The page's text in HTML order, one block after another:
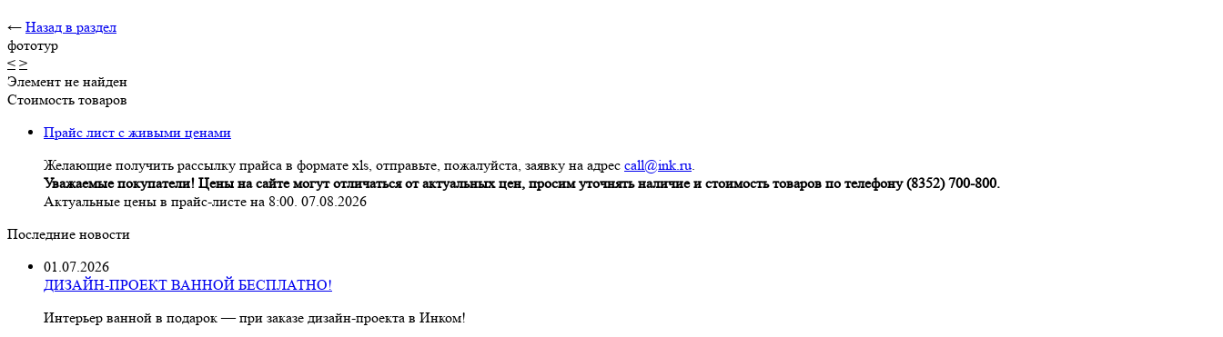
← Назад в раздел
фототур
< >
Элемент не найден
Стоимость товаров
Прайс лист с живыми ценами
Желающие получить рассылку прайса в формате xls, отправьте, пожалуйста, заявку на адрес call@ink.ru.
Уважаемые покупатели! Цены на сайте могут отличаться от актуальных цен, просим уточнять наличие и стоимость товаров по телефону (8352) 700-800.
Актуальные цены в прайс-листе на 8:00. 07.08.2026
Последние новости
01.07.2026
ДИЗАЙН-ПРОЕКТ ВАННОЙ БЕСПЛАТНО!
Интерьер ванной в подарок — при заказе дизайн‑проекта в Инком!